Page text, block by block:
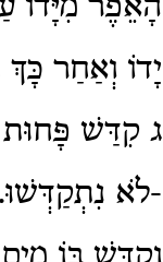
הָאֵפֶר מִיָּדוֹ
יָדוֹ וְאַחַר
ג קִדַּשׁ פָּחוּת
-לֹא